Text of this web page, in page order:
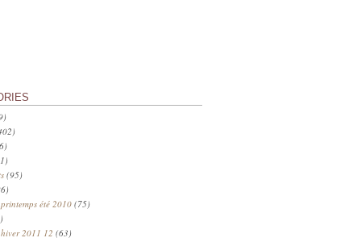
(95)
été 2010 (75)
2011 12 (63)